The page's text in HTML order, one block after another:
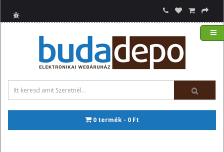
0 termék - 0 Ft